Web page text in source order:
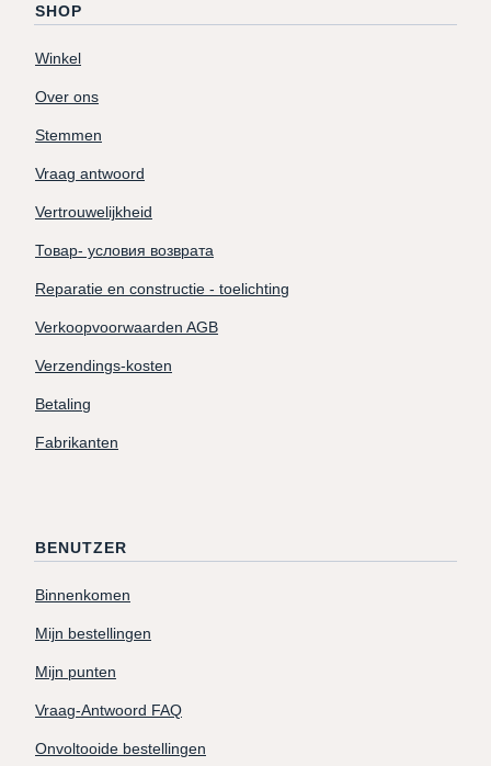
SHOP
Winkel
Over ons
Stemmen
Vraag antwoord
Vertrouwelijkheid
Товар- условия возврата
Reparatie en constructie - toelichting
Verkoopvoorwaarden AGB
Verzendings-kosten
Betaling
Fabrikanten
BENUTZER
Binnenkomen
Mijn bestellingen
Mijn punten
Vraag-Antwoord FAQ
Onvoltooide bestellingen